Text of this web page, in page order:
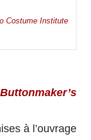
Costume Institute
Buttonmaker’s
à l’ouvrage